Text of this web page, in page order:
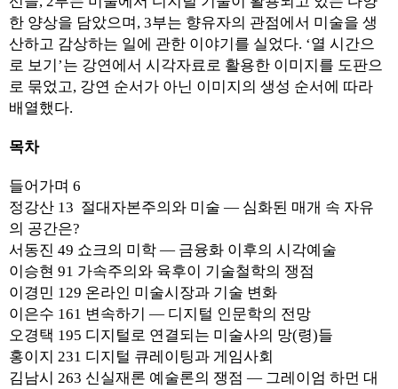
한 양상을 담았으며, 3부는 향유자의 관점에서 미술을 생
산하고 감상하는 일에 관한 이야기를 실었다. ‘열 시간으
로 보기’는 강연에서 시각자료로 활용한 이미지를 도판으
로 묶었고, 강연 순서가 아닌 이미지의 생성 순서에 따라
배열했다.
목차
들어가며 6
정강산 13 절대자본주의와 미술 — 심화된 매개 속 자유
의 공간은?
서동진 49 쇼크의 미학 — 금융화 이후의 시각예술
이승현 91 가속주의와 육후이 기술철학의 쟁점
이경민 129 온라인 미술시장과 기술 변화
이은수 161 변속하기 — 디지털 인문학의 전망
오경택 195 디지털로 연결되는 미술사의 망(령)들
홍이지 231 디지털 큐레이팅과 게임사회
김남시 263 신실재론 예술론의 쟁점 — 그레이엄 하먼 대